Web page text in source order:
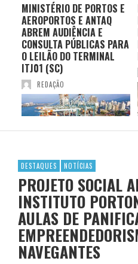
MINISTÉRIO DE PORTOS E
AEROPORTOS E ANTAQ
ABREM AUDIÊNCIA E
CONSULTA PÚBLICAS PARA
O LEILÃO DO TERMINAL
ITJ01 (SC)
REDAÇÃO
DESTAQUES NOTÍCIAS
PROJETO SOCIAL
INSTITUTO
AULAS DE
NAVEGANTES